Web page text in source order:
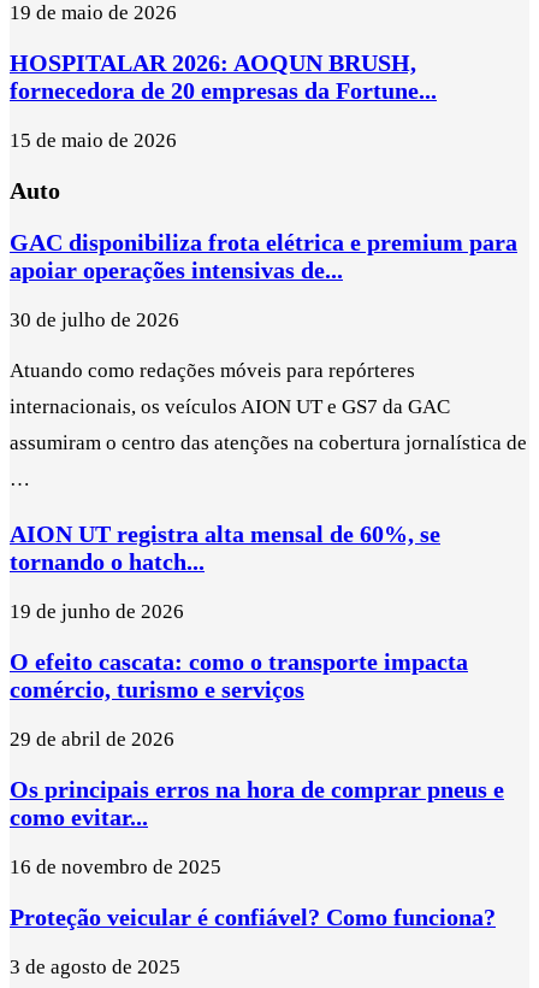
19 de maio de 2026
HOSPITALAR 2026: AOQUN BRUSH,
fornecedora de 20 empresas da Fortune...
15 de maio de 2026
Auto
GAC disponibiliza frota elétrica e premium para
apoiar operações intensivas de...
30 de julho de 2026
Atuando como redações móveis para repórteres
internacionais, os veículos AION UT e GS7 da GAC
assumiram o centro das atenções na cobertura jornalística de
…
AION UT registra alta mensal de 60%, se
tornando o hatch...
19 de junho de 2026
O efeito cascata: como o transporte impacta
comércio, turismo e serviços
29 de abril de 2026
Os principais erros na hora de comprar pneus e
como evitar...
16 de novembro de 2025
Proteção veicular é confiável? Como funciona?
3 de agosto de 2025